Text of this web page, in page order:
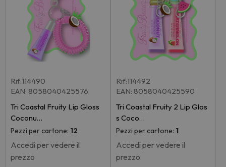
Rif:114490
EAN: 8058040425576
Tri Coastal Fruity Lip Gloss
Coconu…
Pezzi per cartone: 12
Accedi per vedere il
prezzo
Rif:114492
EAN: 8058040425590
Tri Coastal Fruity 2 Lip Glos
s Coco…
Pezzi per cartone: 1
Accedi per vedere il
prezzo